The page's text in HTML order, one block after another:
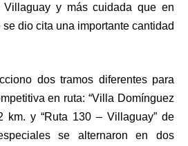
y más cuidada que en
dio cita una importante cantidad
dos tramos diferentes para
en ruta: “Villa Domínguez
km. y “Ruta 130 – Villaguay” de
se alternaron en dos